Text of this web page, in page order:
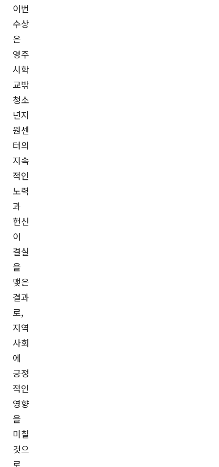
이번
수상
은
영주
시학
교밖
청소
년지
원센
터의
지속
적인
노력
과
헌신
이
결실
을
맺은
결과
로,
지역
사회
에
긍정
적인
영향
을
미칠
것으
로